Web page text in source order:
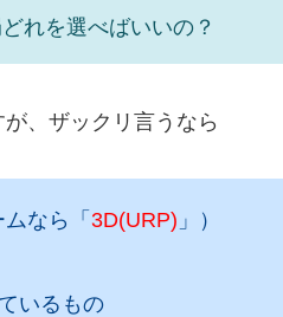
れを選べばいいの？
、ザックリ言うなら
なら「 3D(URP) 」）
いるもの